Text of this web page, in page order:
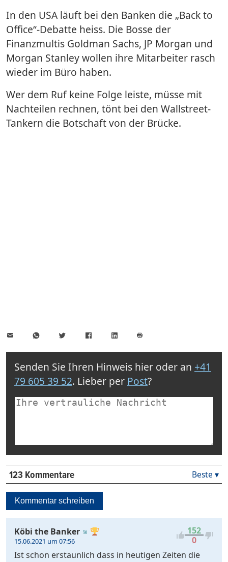
In den USA läuft bei den Banken die „Back to
Office“-Debatte heiss. Die Bosse der
Finanzmultis Goldman Sachs, JP Morgan und
Morgan Stanley wollen ihre Mitarbeiter rasch
wieder im Büro haben.
Wer dem Ruf keine Folge leiste, müsse mit
Nachteilen rechnen, tönt bei den Wallstreet-
Tankern die Botschaft von der Brücke.
WhatsAppTwitter FacebookLinkedIn
drucken
Senden Sie Ihren Hinweis hier oder an +41
79 605 39 52. Lieber per Post?
123 Kommentare
Kontrovers
Beste ▾
Kommentar schreiben
152
0
Köbi the Banker
15.06.2021 um 07:56
Ist schon erstaunlich dass in heutigen Zeiten die